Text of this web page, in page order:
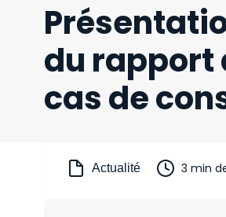
du rapport
cas de
Actualité 3 min